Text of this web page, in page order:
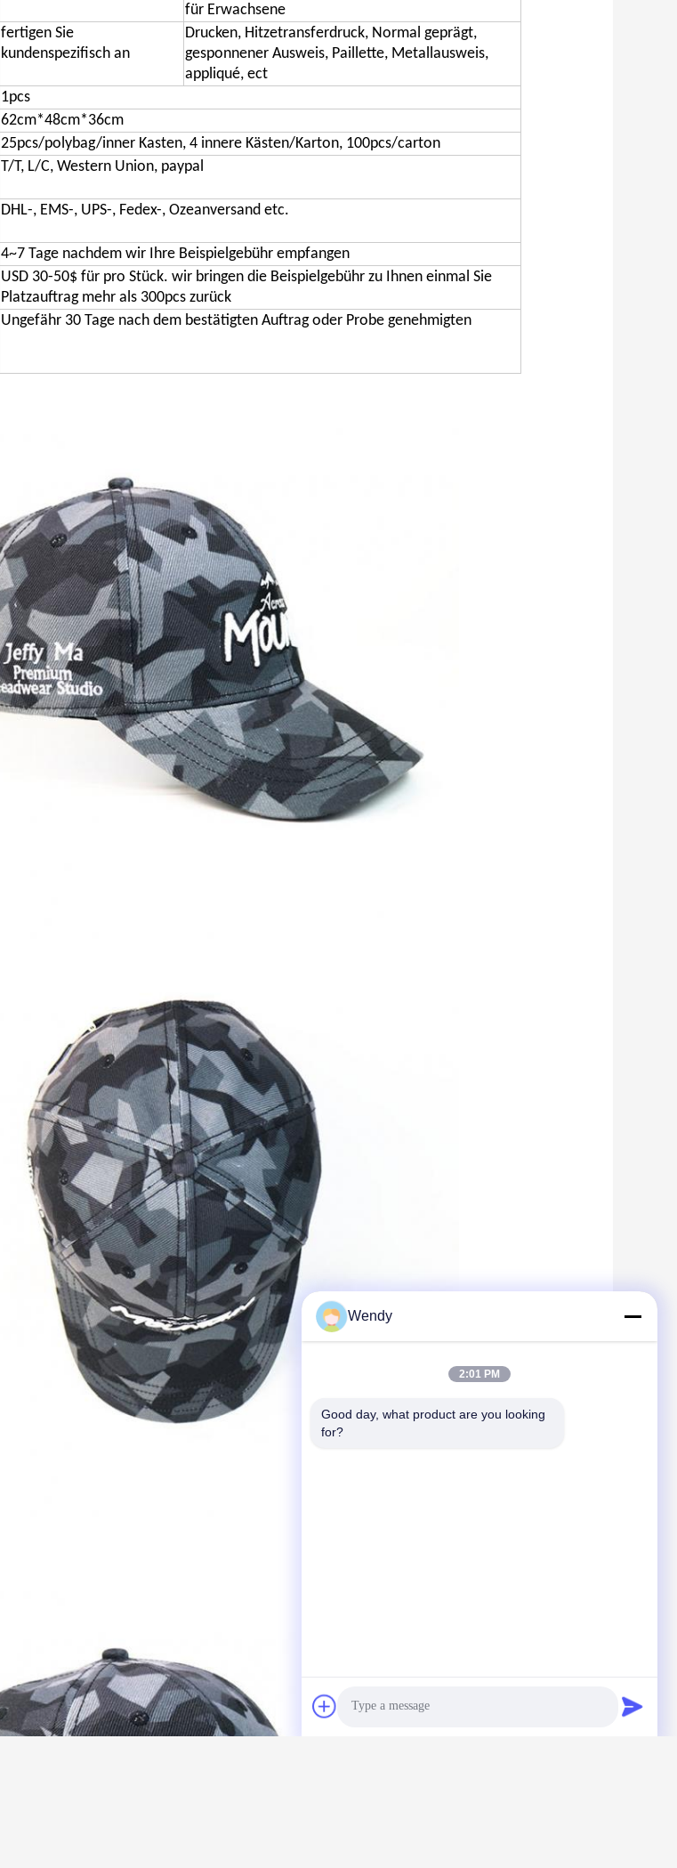
für Erwachsene
fertigen Sie
kundenspezifisch an
Drucken, Hitzetransferdruck, Normal geprägt,
gesponnener Ausweis, Paillette, Metallausweis,
appliqué, ect
1pcs
62cm*48cm*36cm
25pcs/polybag/inner Kasten, 4 innere Kästen/Karton, 100pcs/carton
T/T, L/C, Western Union, paypal
DHL-, EMS-, UPS-, Fedex-, Ozeanversand etc.
4~7 Tage nachdem wir Ihre Beispielgebühr empfangen
USD 30-50$ für pro Stück. wir bringen die Beispielgebühr zu Ihnen einmal Sie
Platzauftrag mehr als 300pcs zurück
Ungefähr 30 Tage nach dem bestätigten Auftrag oder Probe genehmigten
Wendy
2:01 PM
Good day, what product are you looking
for?